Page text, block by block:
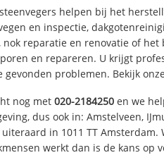
helpen bij het
en inspectie,
nok reparatie en renovatie of het
en repareren. U krijgt
gevonden problemen. Bekijk onze
nog met 020-2184250 en we
dus ook in: Amstelveen,
in 1011 TT Amsterdam.
werkt dan is de kans op